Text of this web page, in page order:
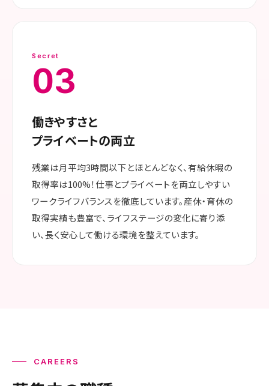
Secret
03
働きやすさと
プライベートの両立
残業は月平均3時間以下とほとんどなく、有給休暇の
取得率は100%！仕事とプライベートを両立しやすい
ワークライフバランスを徹底しています。産休・育休の
取得実績も豊富で、ライフステージの変化に寄り添
い、長く安心して働ける環境を整えています。
CAREERS